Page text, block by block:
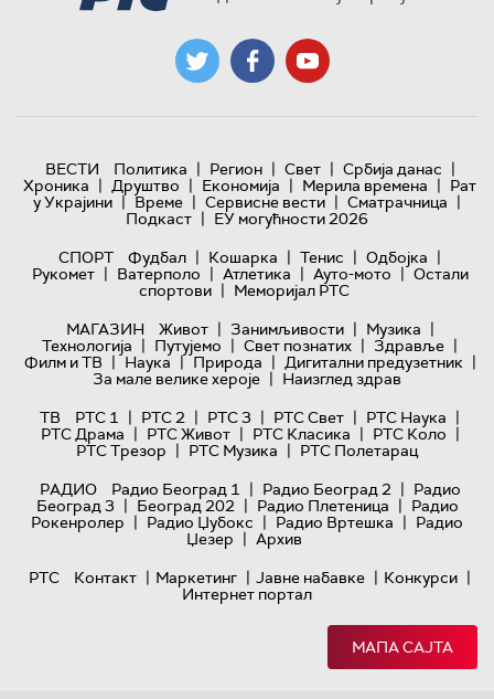
ВЕСТИ Политика | Регион | Свет | Србија данас |
Хроника | Друштво | Економија | Мерила времена | Рат
у Украјини | Време | Сервисне вести | Сматрачница |
Подкаст | ЕУ могућности 2026
СПОРТ
Фудбал | Кошарка | Тенис | Одбојка |
Рукомет | Ватерполо | Атлетика | Ауто-мото | Остали
спортови | Меморијал РТС
МАГАЗИН
Живот | Занимљивости | Музика |
Технологијa | Путујемо | Свет познатих | Здравље |
Филм и ТВ | Наука | Природа | Дигитални предузетник |
За мале велике хероје | Наизглед здрав
ТВ
РТС 1 | РТС 2 | РТС 3 | РТС Свет | РТС Наука |
РТС Драма | РТС Живот | РТС Класика | РТС Коло |
РТС Трезор | РТС Музика | РТС Полетарац
РАДИО
Радио Београд 1 | Радио Београд 2 | Радио
Београд 3 | Београд 202 | Радио Плетеница | Радио
Рокенролер | Радио Џубокс | Радио Вртешка | Радио
Џезер | Архив
РТС
Контакт | Маркетинг | Јавне набавке | Конкурси |
Интернет портал
МАПА САЈТА